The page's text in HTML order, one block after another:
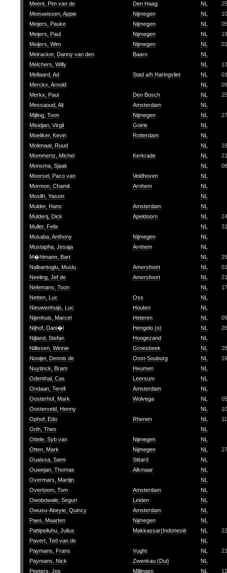
Meent, Pim van de
Den Haag NL
Meeuwissen, Appie
Nijmegen NL
Meijers, Pauke
Nijmegen NL
Meijers, Paul
Nijmegen NL
Meijers, Wim
Nijmegen NL
Meiracker, Danny van den
Baarn
NL
Melchers, Willy
NL
Mellaard, Ad
Stad a/h Haringvliet NL
Merckx, Arnold
NL
Merkx, Paul
Den Bosch NL
Messaoud, Ali
Amsterdam
NL
Mijling, Toon
Nijmegen NL
Misidjan, Virgil
Goirle
NL
Moeliker, Kevin
Rotterdam
NL
Molenaar, Ruud
NL
Mommertz, Michel
Kerkrade NL
Monsma, Sjaak
NL
Moorsel, Paco van
Veldhoven
NL
Mormon, Chamil
Arnhem
NL
Moslih, Yassin
NL
Mulder, Hans
Amsterdam
NL
Mulderij, Dick
Apeldoorn NL
Muller, Felix
NL
Musaba, Anthony
Nijmegen
NL
Mustapha, Jesaja
Arnhem
NL
M�hlmann, Bart
NL
Nalbantoglu, Muslu
Amersfoort NL
Neeling, Jef de
Amersfoort NL
Nelemans, Toon
NL
Netten, Luc
Oss
NL
Nieuwenhuijs, Luc
Houten
NL
Nijenhuis, Marcel
Heteren NL
Nijhof, Dani�l
Hengelo (o) NL
Nijland, Stefan
Hoogezand
NL
Nillissen, Winnie
Groesbeek NL
Nooijer, Dennis de
Oost-Souburg NL
Nuytinck, Bram
Heumen
NL
Odenthal, Cas
Leersum
NL
Ondaan, Terell
Amsterdam
NL
Oosterhof, Mark
Wolvega NL
Oosterveld, Henny
NL
Ophof, Edo
Rhenen NL
Orth, Theo
NL
Ottele, Syb van
Nijmegen
NL
Otten, Mark
Nijmegen NL
Ouaissa, Sami
Sittard
NL
Ouwejan, Thomas
Alkmaar
NL
Overmars, Martijn
NL
Overtoom, Tom
Amsterdam
NL
Owobowale, Segun
Leiden
NL
Owusu-Abeyie, Quincy
Amsterdam
NL
Paes, Maarten
Nijmegen
NL
Pattipeiluhu, Julius
Makkassar(Indonesië NL
Pavert, Ted van de
NL
Paymans, Frans
Vught NL
Paymans, Nick
Zwenkau (Dui)
NL
Peeters, Jos
Millingen NL